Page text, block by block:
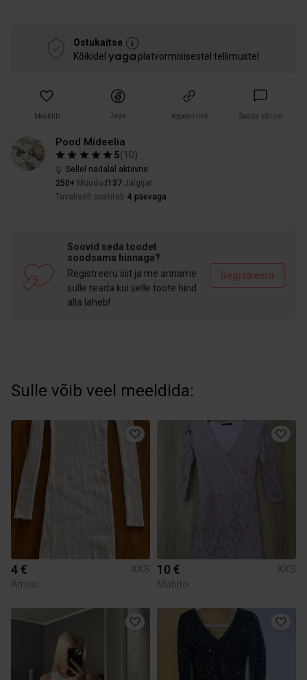
Ostukaitse
Kõikidel
platvormisisestel tellimustel
Meeldib Jaga Kopeeri link Saada sõnum
Pood Mideelia
5(10)
Sellel nädalal aktiivne
250+ Müüdud 137 Jälgijat
Tavaliselt postitab 4 päevaga
Soovid seda toodet
soodsama hinnaga?
Registreeru siit ja me anname
sulle teada kui selle toote hind
alla läheb!
Registreeru
Sulle võib veel meeldida:
4 €
XXS
Amisu
10 €
XXS
Mohito